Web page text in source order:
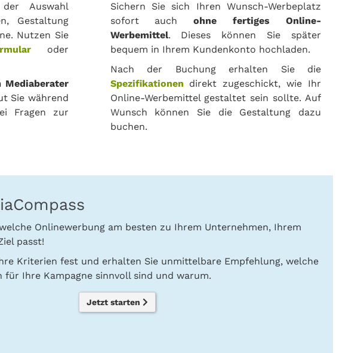
Auswahl
Gestaltung
Nutzen Sie
oder
Mediaberater
Sie während
Fragen zur
Sichern Sie sich Ihren Wunsch-Werbeplatz
sofort auchohne fertiges Online-
Werbemittel. Dieses können Sie später
bequem in Ihrem Kundenkonto hochladen.
Nach der Buchung erhalten Sie die
Spezifikationen direkt zugeschickt, wie Ihr
Online-Werbemittel gestaltet sein sollte. Auf
Wunsch können Sie die Gestaltung dazu
buchen.
Onlinewerbung am besten zu Ihrem Unternehmen, Ihrem
passt!
Kriterien fest und erhalten Sie unmittelbare Empfehlung, welche
für Ihre Kampagne sinnvoll sind und warum.
Jetzt starten